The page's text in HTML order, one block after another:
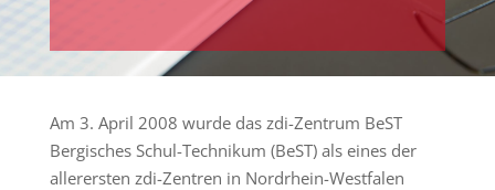
Am 3. April 2008 wurde das zdi-Zentrum BeST
Bergisches Schul-Technikum (BeST) als eines der
allerersten zdi-Zentren in Nordrhein-Westfalen